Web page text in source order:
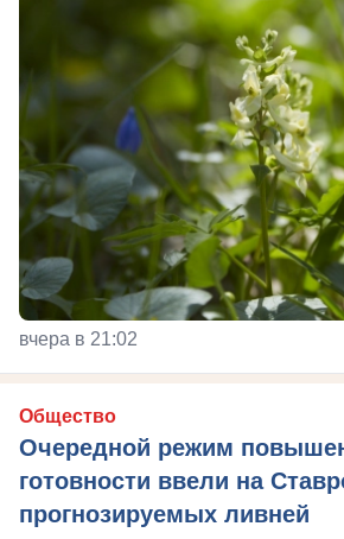
вчера в 21:02
Общество
Очередной режим
готовности ввели на
прогнозируемых ливней